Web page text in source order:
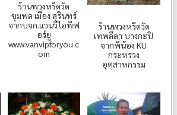
ร้านพวงหรีดวัด
ชุมพล เมือง สุรินทร์
จากบจก.แวนวีไอพีฟ
อร์ยู
www.vanvipforyou.c
om
ร้านพวงหรีดวัด
เทพลีลา บางกะปิ
จากพี่น้อง KU
กระทรวง
อุตสาหกรรม